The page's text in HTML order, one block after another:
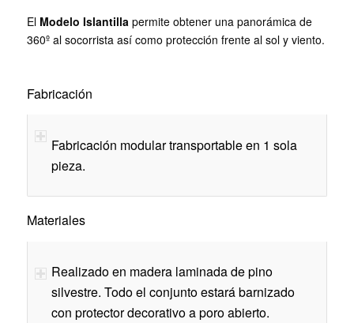
El Modelo Islantilla permite obtener una panorámica de
360º al socorrista así como protección frente al sol y viento.
Fabricación
Fabricación modular transportable en 1 sola
pieza.
Materiales
Realizado en madera laminada de pino
silvestre. Todo el conjunto estará barnizado
con protector decorativo a poro abierto.